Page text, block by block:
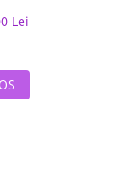
Lei